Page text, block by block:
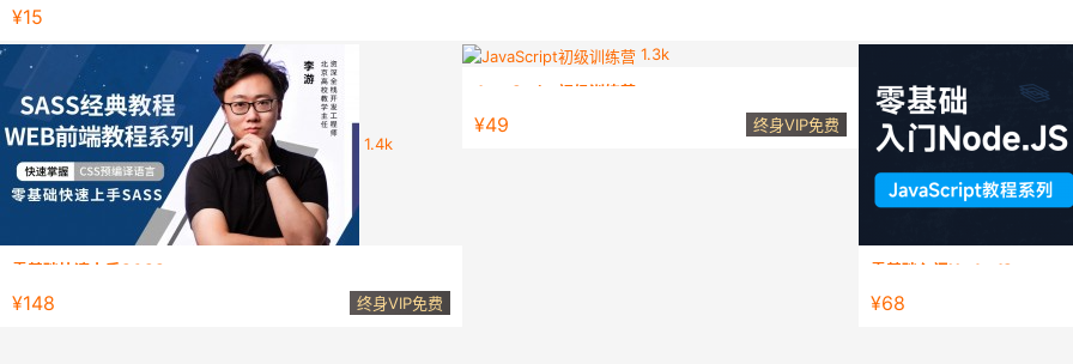
架，而Vue或者React都需要用到ES6，所以ES6就被加入我们的技术栈中。但是ES6那么多新特性，我们真的需要全部都掌握吗？秉着二八原则，掌握好
¥15
1.4k
零基础快速上手SASS
此课程为CSS预编译语言：Sass的系统学习教程，达到学习程度
¥148 终身VIP免费
1.3k
JavaScript初级训练营
此课程为系统学习教程，可以达到JavaScript初级水平
¥49
终身VIP免费
零基础入门Node.JS
本课程从零开始，带你从浅
¥68